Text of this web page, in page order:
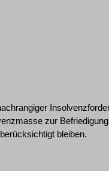
zur
bleiben.